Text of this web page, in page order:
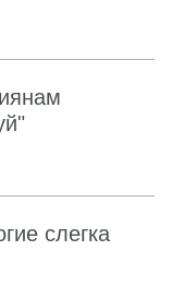
слегка